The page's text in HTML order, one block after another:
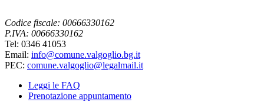
Codice fiscale: 00666330162
P.IVA: 00666330162
Tel: 0346 41053
Email: info@comune.valgoglio.bg.it
PEC: comune.valgoglio@legalmail.it
Leggi le FAQ
Prenotazione appuntamento